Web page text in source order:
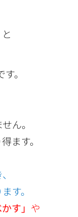
。
ん。
ます。
す。
す」 や